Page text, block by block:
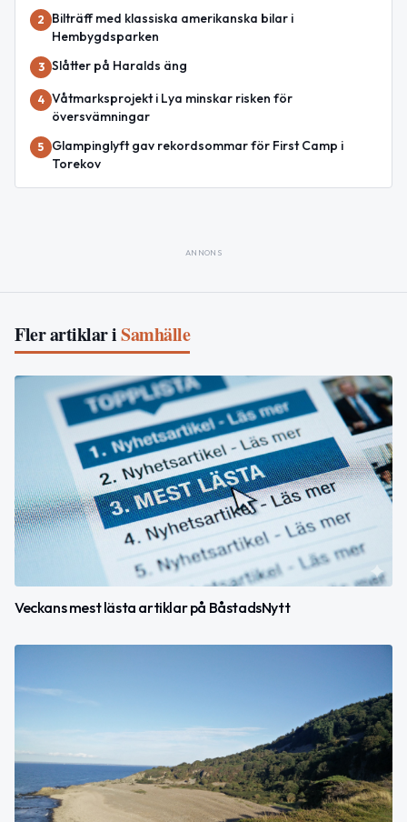
2
Bilträff med klassiska amerikanska bilar i
Hembygdsparken
3 Slåtter på Haralds äng
4 Våtmarksprojekt i Lya minskar risken för
översvämningar
5
Glampinglyft gav rekordsommar för First Camp i
Torekov
ANNONS
Fler artiklar iSamhälle
Veckans mest lästa artiklar på BåstadsNytt